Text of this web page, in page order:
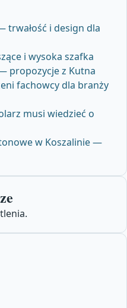
trwałość i design dla
i wysoka szafka
propozycje z Kutna
fachowcy dla branży
musi wiedzieć o
w Koszalinie —